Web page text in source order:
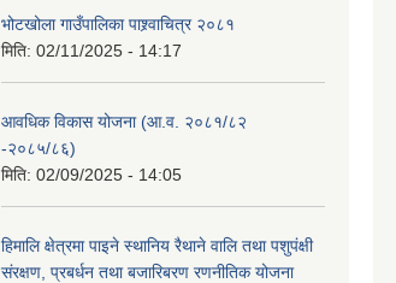
भोटखोला गाउँपालिका पाश्र्वाचित्र २०८१
मिति: 02/11/2025 - 14:17
आवधिक विकास योजना (आ.व. २०८१/८२
-२०८५/८६)
मिति: 02/09/2025 - 14:05
हिमालि क्षेत्रमा पाइने स्थानिय रैथाने वालि तथा पशुपंक्षी
संरक्षण, प्रबर्धन तथा बजारिबरण रणनीतिक योजना